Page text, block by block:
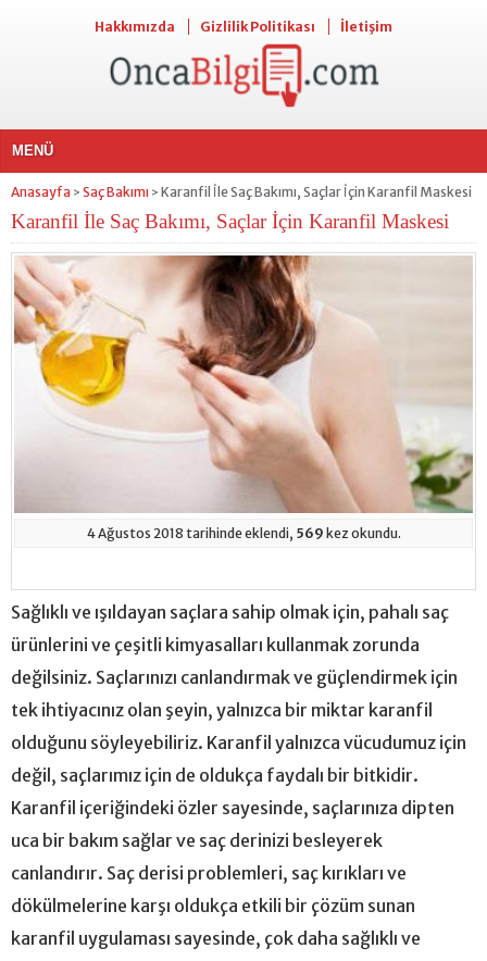
Hakkımızda Gizlilik Politikası İletişim
MENÜ
Anasayfa > Saç Bakımı > Karanfil İle Saç Bakımı, Saçlar İçin Karanfil Maskesi
Karanfil İle Saç Bakımı, Saçlar İçin Karanfil Maskesi
4 Ağustos 2018 tarihinde eklendi, 569 kez okundu.
Sağlıklı ve ışıldayan saçlara sahip olmak için, pahalı saç
ürünlerini ve çeşitli kimyasalları kullanmak zorunda
değilsiniz. Saçlarınızı canlandırmak ve güçlendirmek için
tek ihtiyacınız olan şeyin, yalnızca bir miktar karanfil
olduğunu söyleyebiliriz. Karanfil yalnızca vücudumuz için
değil, saçlarımız için de oldukça faydalı bir bitkidir.
Karanfil içeriğindeki özler sayesinde, saçlarınıza dipten
uca bir bakım sağlar ve saç derinizi besleyerek
canlandırır. Saç derisi problemleri, saç kırıkları ve
dökülmelerine karşı oldukça etkili bir çözüm sunan
karanfil uygulaması sayesinde, çok daha sağlıklı ve